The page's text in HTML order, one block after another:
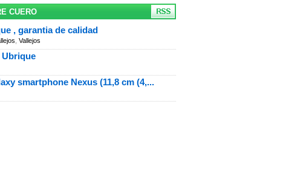
CUERO
, garantia de calidad
Vallejos
Ubrique
smartphone Nexus (11,8 cm (4,...